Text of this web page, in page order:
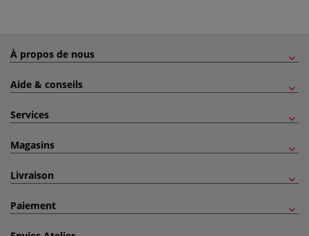
À propos de nous
Aide & conseils
Services
Magasins
Livraison
Paiement